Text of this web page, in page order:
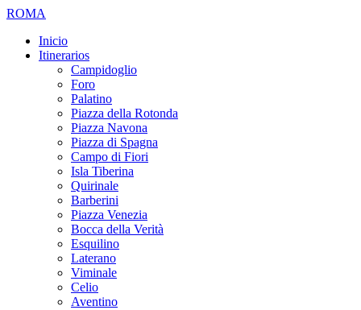
ROMA
Inicio
Itinerarios
Campidoglio
Foro
Palatino
Piazza della Rotonda
Piazza Navona
Piazza di Spagna
Campo di Fiori
Isla Tiberina
Quirinale
Barberini
Piazza Venezia
Bocca della Verità
Esquilino
Laterano
Viminale
Celio
Aventino